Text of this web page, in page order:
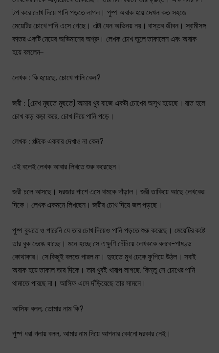
টপ করে চোখ দিয়ে পানি পড়তে লাগল। পুষ্প অবাক হয়ে দেখল কত সহজে
মেয়েটির চোখে পানি এসে গেছে। এটা যেন অভিনয় নয়। বাস্তব জীবন। স্বামীসঙ্গ
কাতর একটি মেয়ের অভিমানের অশ্রু। লেখক চোখ তুলে তাকালেন এবং অবাক
হয়ে বললেন–
লেখক : কি হয়েছে, চোখে পানি কেন?
জরী : (চোখ মুছতে মুছতে) আমার খুব বাজে একটা চোখের অসুখ হয়েছে। রাত হলে
চোখ কড় কড়া করে, চোখ দিয়ে পানি পড়ে।
লেখক : পল্টকে একবার দেখাও না কেন?
এই বলেই লেখক আবার লিখতে শুরু করেছেন।
জরী চলে আসছে। দরজার পাশে এসে থমকে দাঁড়াল। জরী তাকিয়ে আছে লেখকের
দিকে। লেখক একমনে লিখছেন। জরীর চোখ দিয়ে জল পড়ছে।
পুষ্প বুঝতে ও পারেনি যে তার চোখ দিয়েও পানি পড়তে শুরু করেছে। মেয়েটির কষ্টে
তার বুক ভেঙে যাচ্ছে। মনে হচ্ছে সে এক্ষুণি চেঁচিয়ে লেখককে বলবে-পাষণ্ড
কোথাকার। সে কিছুই বলতে পারল না। দুহাতে মুখ ঢেকে ফুপিয়ে উঠল। সবাই
অবাক হয়ে তাকাল তার দিকে। তার খুবই খারাপ লাগছে, কিন্তু সে চোখের পানি
থামাতে পারছে না। আসিফ এসে দাঁড়িয়েছে তার সামনে।
আসিফ বলল, তোমার নাম কি?
পুষ্প ধরা গলায় বলল, আমার নাম দিয়ে আপনার কোনো দরকার নেই।